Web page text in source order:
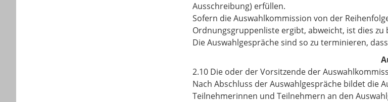
Ausschreibung) erfüllen.
Sofern die Auswahlkommission von der
Ordnungsgruppenliste ergibt, abweicht, ist dies
Die Auswahlgespräche sind so zu terminieren,
2.10 Die oder der Vorsitzende der
Nach Abschluss der Auswahlgespräche bildet die
Teilnehmerinnen und Teilnehmern an den